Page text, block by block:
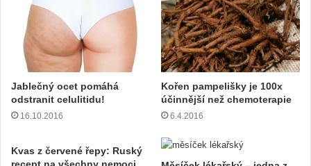
Jablečný ocet pomáhá
odstranit celulitidu!
16.10.2016
Kořen pampelišky je 100x
účinnější než chemoterapie
6.4.2016
Kvas z červené řepy: Ruský